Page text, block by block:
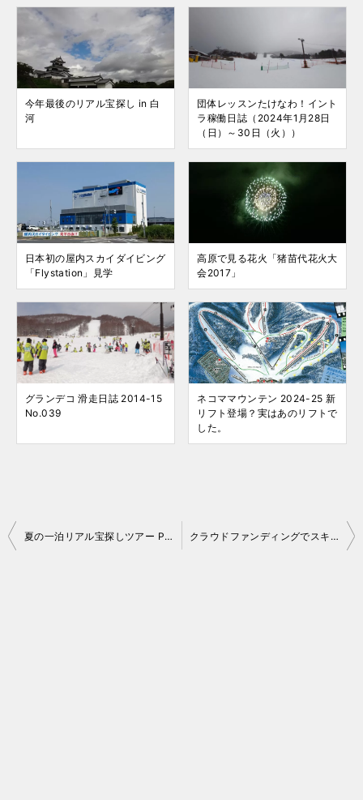
今年最後のリアル宝探し in 白
河
団体レッスンたけなわ！イント
ラ稼働日誌（2024年1月28日
（日）～30日（火））
日本初の屋内スカイダイビング
「Flystation」見学
高原で見る花火「猪苗代花火大
会2017」
グランデコ 滑走日誌 2014-15
No.039
ネコママウンテン 2024-25 新
リフト登場？実はあのリフトで
した。
投
夏の一泊リアル宝探しツアー Part.2 No.25-28 クラウドファンディングでスキー場施設復活なるか